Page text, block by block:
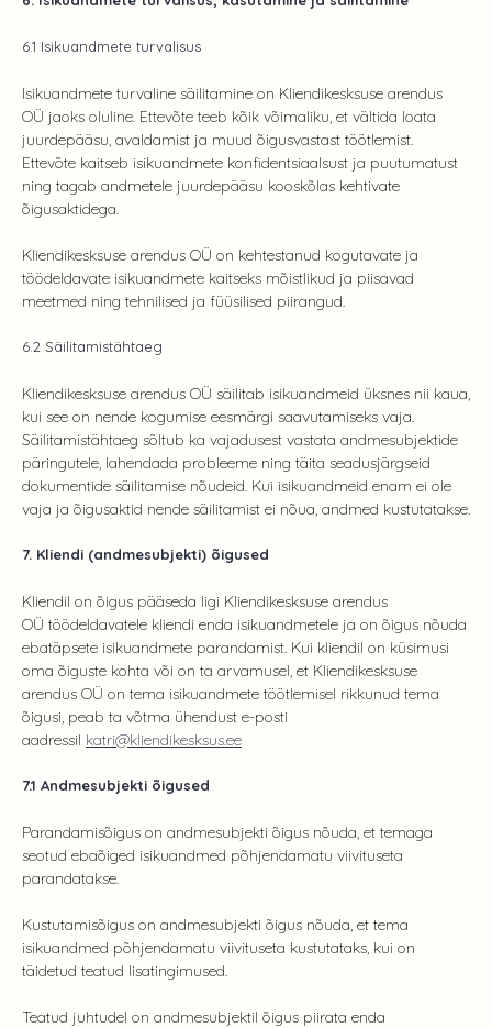
6.1 Isikuandmete turvalisus
Isikuandmete turvaline säilitamine on Kliendikesksuse arendus
OÜ jaoks oluline. Ettevõte teeb kõik võimaliku, et vältida loata
juurdepääsu, avaldamist ja muud õigusvastast töötlemist.
Ettevõte kaitseb isikuandmete konfidentsiaalsust ja puutumatust
ning tagab andmetele juurdepääsu kooskõlas kehtivate
õigusaktidega.
Kliendikesksuse arendus OÜ on kehtestanud kogutavate ja
töödeldavate isikuandmete kaitseks mõistlikud ja piisavad
meetmed ning tehnilised ja füüsilised piirangud.
6.2 Säilitamistähtaeg
Kliendikesksuse arendus OÜ säilitab isikuandmeid üksnes nii kaua,
kui see on nende kogumise eesmärgi saavutamiseks vaja.
Säilitamistähtaeg sõltub ka vajadusest vastata andmesubjektide
päringutele, lahendada probleeme ning täita seadusjärgseid
dokumentide säilitamise nõudeid. Kui isikuandmeid enam ei ole
vaja ja õigusaktid nende säilitamist ei nõua, andmed kustutatakse.
7. Kliendi (andmesubjekti) õigused
Kliendil on õigus pääseda ligi Kliendikesksuse arendus
OÜ töödeldavatele kliendi enda isikuandmetele ja on õigus nõuda
ebatäpsete isikuandmete parandamist. Kui kliendil on küsimusi
oma õiguste kohta või on ta arvamusel, et Kliendikesksuse
arendus OÜ on tema isikuandmete töötlemisel rikkunud tema
õigusi, peab ta võtma ühendust e-posti
aadressil katri@kliendikesksus.ee
7.1 Andmesubjekti õigused
Parandamisõigus on andmesubjekti õigus nõuda, et temaga
seotud ebaõiged isikuandmed põhjendamatu viivituseta
parandatakse.
Kustutamisõigus on andmesubjekti õigus nõuda, et tema
isikuandmed põhjendamatu viivituseta kustutataks, kui on
täidetud teatud lisatingimused.
Teatud juhtudel on andmesubjektil õigus piirata enda